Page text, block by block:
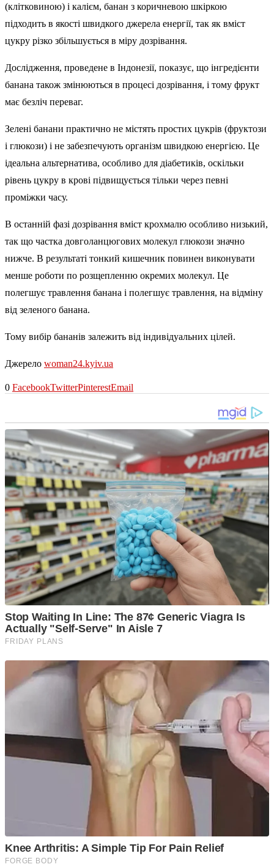
(клітковиною) і калієм, банан з коричневою шкіркою
підходить в якості швидкого джерела енергії, так як вміст
цукру різко збільшується в міру дозрівання.
Дослідження, проведене в Індонезії, показує, що інгредієнти
банана також змінюються в процесі дозрівання, і тому фрукт
має безліч переваг.
Зелені банани практично не містять простих цукрів (фруктози
і глюкози) і не забезпечують організм швидкою енергією. Це
ідеальна альтернатива, особливо для діабетиків, оскільки
рівень цукру в крові підвищується тільки через певні
проміжки часу.
В останній фазі дозрівання вміст крохмалю особливо низький,
так що частка довголанцюгових молекул глюкози значно
нижче. В результаті тонкий кишечник повинен виконувати
менше роботи по розщепленню окремих молекул. Це
полегшує травлення банана і полегшує травлення, на відміну
від зеленого банана.
Тому вибір бананів залежить від індивідуальних цілей.
Джерело woman24.kyiv.ua
0 FacebookTwitterPinterestEmail